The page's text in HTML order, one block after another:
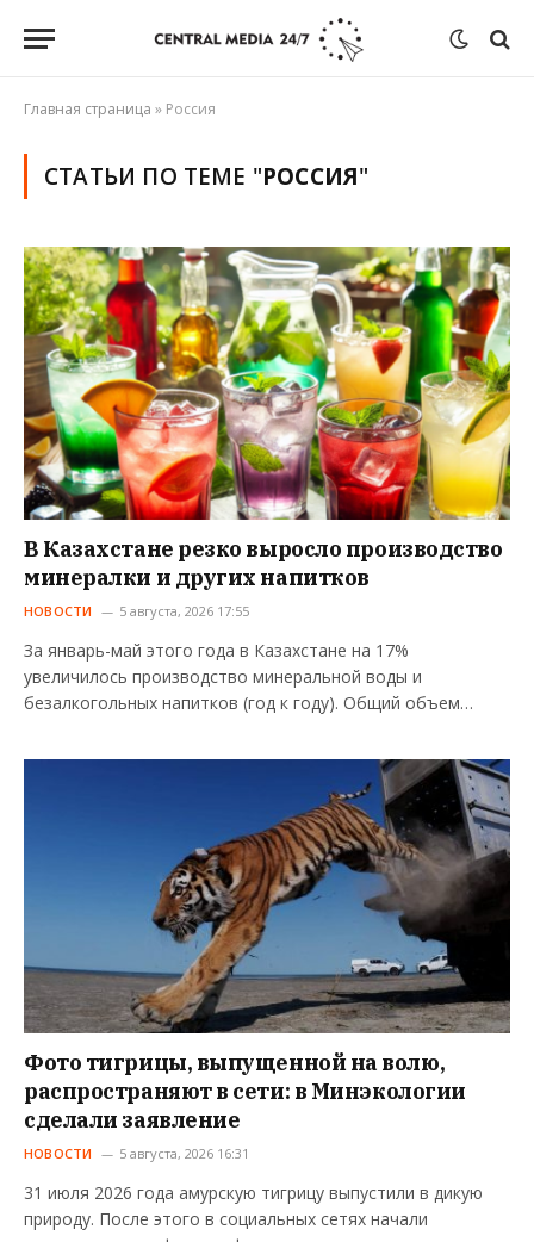
Главная страница » Россия
СТАТЬИ ПО ТЕМЕ "РОССИЯ"
В Казахстане резко выросло производство
минералки и других напитков
НОВОСТИ 5 августа, 2026 17:55
За январь-май этого года в Казахстане на 17%
увеличилось производство минеральной воды и
безалкогольных напитков (год к году). Общий объем…
Фото тигрицы, выпущенной на волю,
распространяют в сети: в Минэкологии
сделали заявление
НОВОСТИ 5 августа, 2026 16:31
31 июля 2026 года амурскую тигрицу выпустили в дикую
природу. После этого в социальных сетях начали